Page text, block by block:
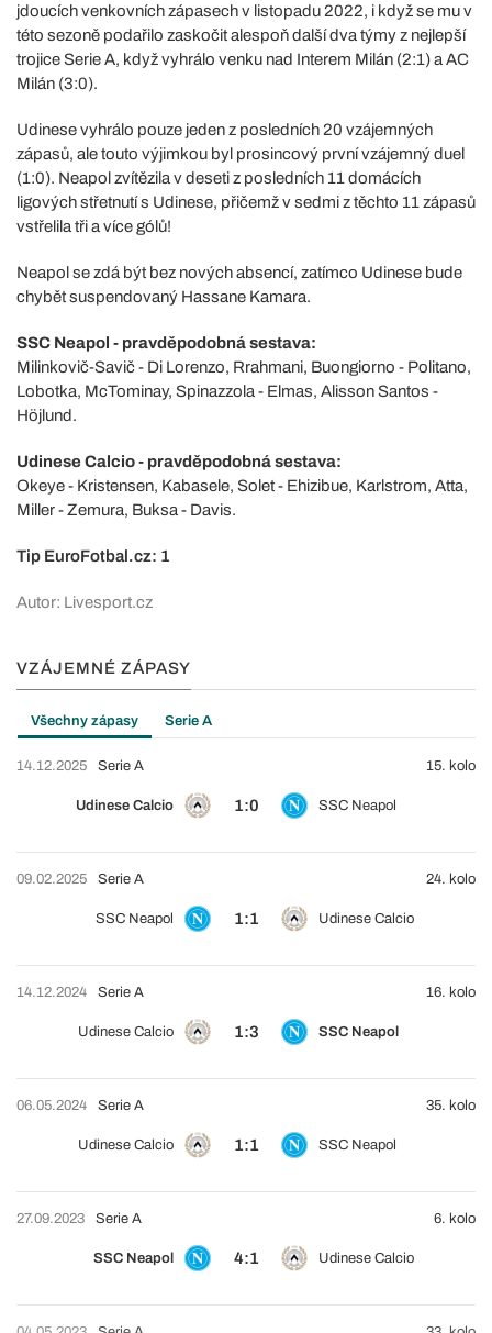
jdoucích venkovních zápasech v listopadu 2022, i když se mu v
této sezoně podařilo zaskočit alespoň další dva týmy z nejlepší
trojice Serie A, když vyhrálo venku nad Interem Milán (2:1) a AC
Milán (3:0).
Udinese vyhrálo pouze jeden z posledních 20 vzájemných
zápasů, ale touto výjimkou byl prosincový první vzájemný duel
(1:0). Neapol zvítězila v deseti z posledních 11 domácích
ligových střetnutí s Udinese, přičemž v sedmi z těchto 11 zápasů
vstřelila tři a více gólů!
Neapol se zdá být bez nových absencí, zatímco Udinese bude
chybět suspendovaný Hassane Kamara.
SSC Neapol - pravděpodobná sestava:
Milinkovič-Savič - Di Lorenzo, Rrahmani, Buongiorno - Politano,
Lobotka, McTominay, Spinazzola - Elmas, Alisson Santos -
Höjlund.
Udinese Calcio - pravděpodobná sestava:
Okeye - Kristensen, Kabasele, Solet - Ehizibue, Karlstrom, Atta,
Miller - Zemura, Buksa - Davis.
Tip EuroFotbal.cz: 1
Autor: Livesport.cz
VZÁJEMNÉ ZÁPASY
Všechny zápasy Serie A
14.12.2025
Udinese Calcio 1:0 SSC Neapol
Serie A 15. kolo
09.02.2025
SSC Neapol 1:1 Udinese Calcio
Serie A 24. kolo
14.12.2024
Udinese Calcio 1:3 SSC Neapol
Serie A 16. kolo
06.05.2024
Udinese Calcio 1:1 SSC Neapol
Serie A 35. kolo
27.09.2023
SSC Neapol 4:1 Udinese Calcio
Serie A 6. kolo